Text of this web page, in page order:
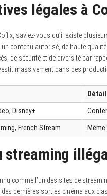
légales à
saviez-vous qu’il existe
contenu autorisé, de haute
de sécurité et de diversité par
massivement dans des
Détail
Disney+
French Stream
streaming
comme l’un des sites de
dernières sorties cinéma aux